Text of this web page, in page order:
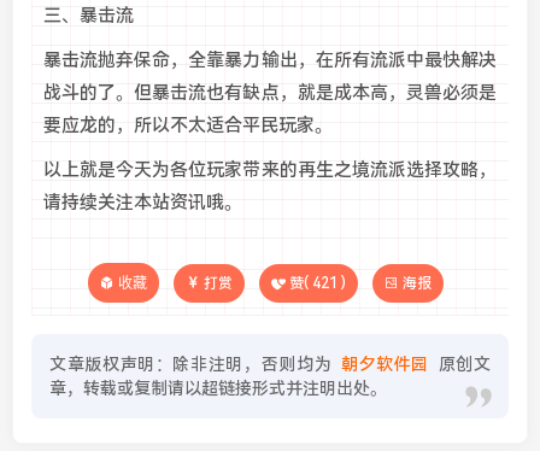
三、暴击流
暴击流抛弃保命，全靠暴力输出，在所有流派中最快解决
战斗的了。但暴击流也有缺点，就是成本高，灵兽必须是
要应龙的，所以不太适合平民玩家。
以上就是今天为各位玩家带来的再生之境流派选择攻略，
请持续关注本站资讯哦。
收藏 打赏 赞( 421 ) 海报
文章版权声明：除非注明，否则均为 朝夕软件园
原创文
章，转载或复制请以超链接形式并注明出处。